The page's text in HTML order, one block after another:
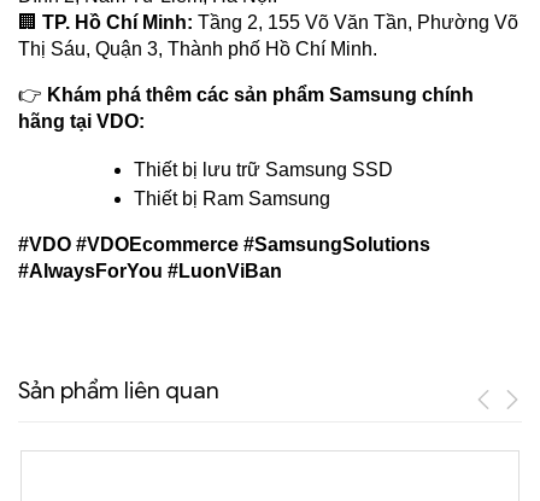
🏢 TP. Hồ Chí Minh: Tầng 2, 155 Võ Văn Tần, Phường Võ
Thị Sáu, Quận 3, Thành phố Hồ Chí Minh.
👉 Khám phá thêm các sản phẩm Samsung chính
hãng tại VDO:
Thiết bị lưu trữ Samsung SSD
Thiết bị Ram Samsung
#VDO #VDOEcommerce #SamsungSolutions
#AlwaysForYou #LuonViBan
Sản phẩm liên quan